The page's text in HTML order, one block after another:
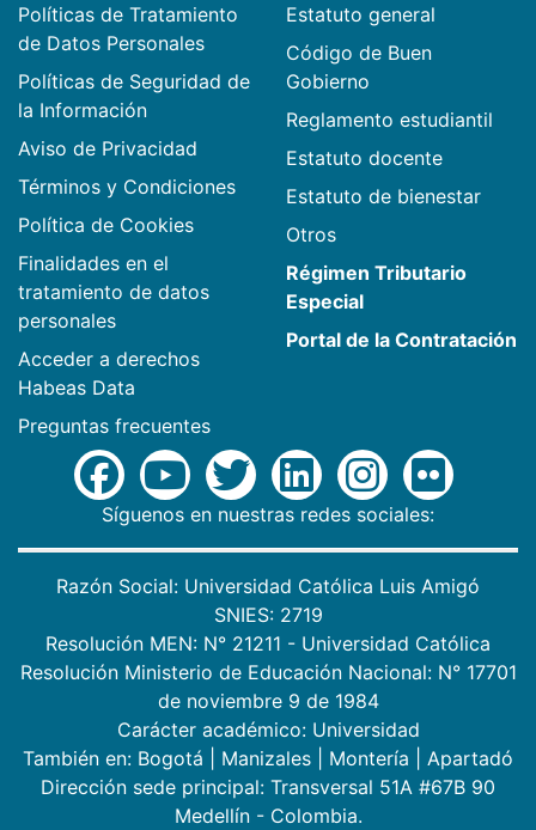
Políticas de Tratamiento
de Datos Personales
Políticas de Seguridad de
la Información
Aviso de Privacidad
Términos y Condiciones
Política de Cookies
Finalidades en el
tratamiento de datos
personales
Acceder a derechos
Habeas Data
Preguntas frecuentes
Estatuto general
Código de Buen
Gobierno
Reglamento estudiantil
Estatuto docente
Estatuto de bienestar
Otros
Régimen Tributario
Especial
Portal de la Contratación
Síguenos en nuestras redes sociales:
Razón Social: Universidad Católica Luis Amigó
SNIES: 2719
Resolución MEN: N° 21211 - Universidad Católica
Resolución Ministerio de Educación Nacional: N° 17701
de noviembre 9 de 1984
Carácter académico: Universidad
También en: Bogotá Manizales Montería
Apartadó
Dirección sede principal: Transversal 51A #67B 90
Medellín - Colombia.